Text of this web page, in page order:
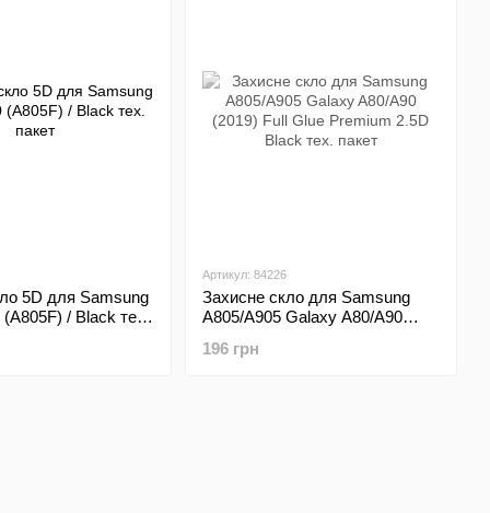
5D для Samsung
/ Black тех.
Артикул: 84226
Захисне скло для Samsung
A805/A905 Galaxy A80/A90
Black тех. пакет
196 грн